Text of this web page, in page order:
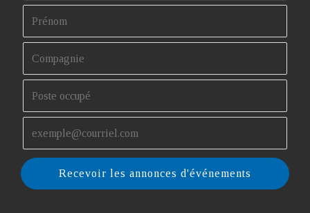
Recevoir les annonces d'événements